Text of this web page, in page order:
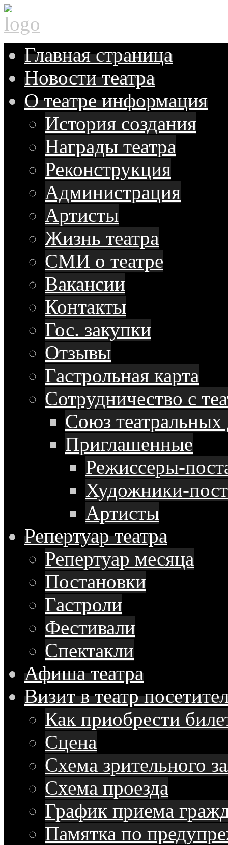
Главнаястраница
Новоститеатра
О театреинформация
История создания
Награды театра
Реконструкция
Администрация
Артисты
Жизнь театра
СМИ о театре
Вакансии
Контакты
Гос. закупки
Отзывы
Гастрольная карта
Сотрудничество с
Союз театральных
Приглашенные
Режиссеры-
Художники-
Артисты
Репертуартеатра
Репертуар месяца
Постановки
Гастроли
Фестивали
Спектакли
Афишатеатра
Визит в театр
Как приобрести
Сцена
Схема зрительного
Схема проезда
График приема
Памятка по